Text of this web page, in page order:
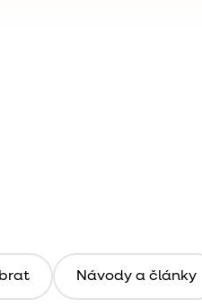
Návody a články